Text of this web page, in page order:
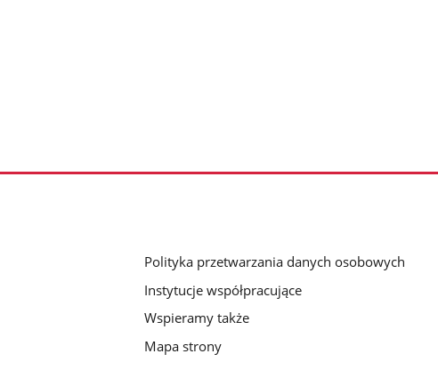
Polityka przetwarzania danych osobowych
Instytucje współpracujące
Wspieramy także
Mapa strony